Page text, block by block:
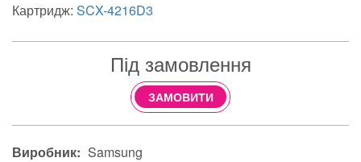
Картридж: SCX-4216D3
Під замовлення
ЗАМОВИТИ
Виробник: Samsung